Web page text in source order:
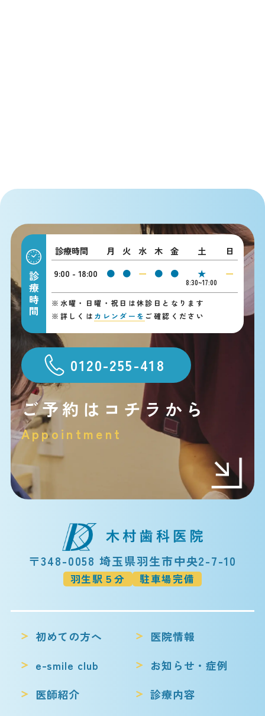
診療時間
診療時間 月 火 水 木 金 土
日
9:00 - 18:00
● ● ー ● ● ★
8:30~17:00
ー
※ 水曜・日曜・祝日は休診日となります
※ 詳しくは カレンダーを ご確認ください
0120-255-418
ご予約はコチラから
Appointment
〒348-0058 埼玉県羽生市中央2-7-10
羽生駅５分 駐車場完備
初めての方へ
医院情報
e-smile club
お知らせ・症例
医師紹介
診療内容